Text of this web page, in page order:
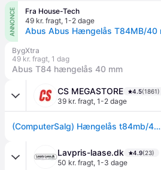
ANNONCE
Fra House-Tech
49 kr. fragt, 1-2 dage
BygXtra
49 kr. fragt, 1 dag
Abus T84 hængelås 40 mm
CS MEGASTORE 4.5(1861)
39 kr. fragt, 1-2 dage
(ComputerSalg) Hængelås t84mb/40 blister pakke rustfri
Lavpris-laase.dk 4.9(23)
50 kr. fragt, 1-3 dage